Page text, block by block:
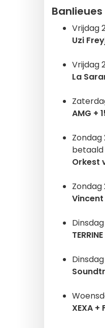
Vrijdag
Uzi
Vrijdag
La
AMG +
betaald
Orkest
Zondag
Vincent
XEXA